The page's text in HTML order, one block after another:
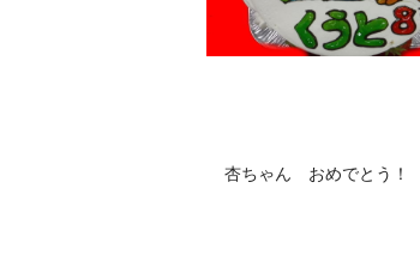
杏ちゃん おめでとう！